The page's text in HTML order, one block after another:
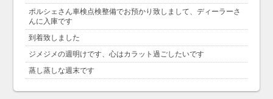
ポルシェさん車検点検整備でお預かり致しまして、ディーラーさ
んに入庫です
到着致しました
ジメジメの週明けです、心はカラット過ごしたいです
蒸し蒸しな週末です